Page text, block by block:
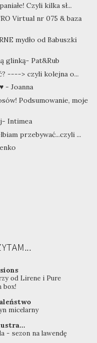
Czyli kilka sł...
Virtual nr 075 & baza
mydło od Babuszki
glinką- Pat&Rub
----> czyli kolejna o...
- Joanna
Podsumowanie, moje
Intimea
przebywać...czyli ...
od Lirene i Pure
box!
micelarny
- sezon na lawendę